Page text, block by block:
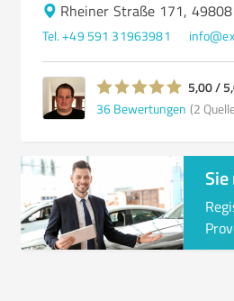
Rheiner Straße 171,
Tel. +49 591 31963981
5,00 /
36 Bewertungen (2